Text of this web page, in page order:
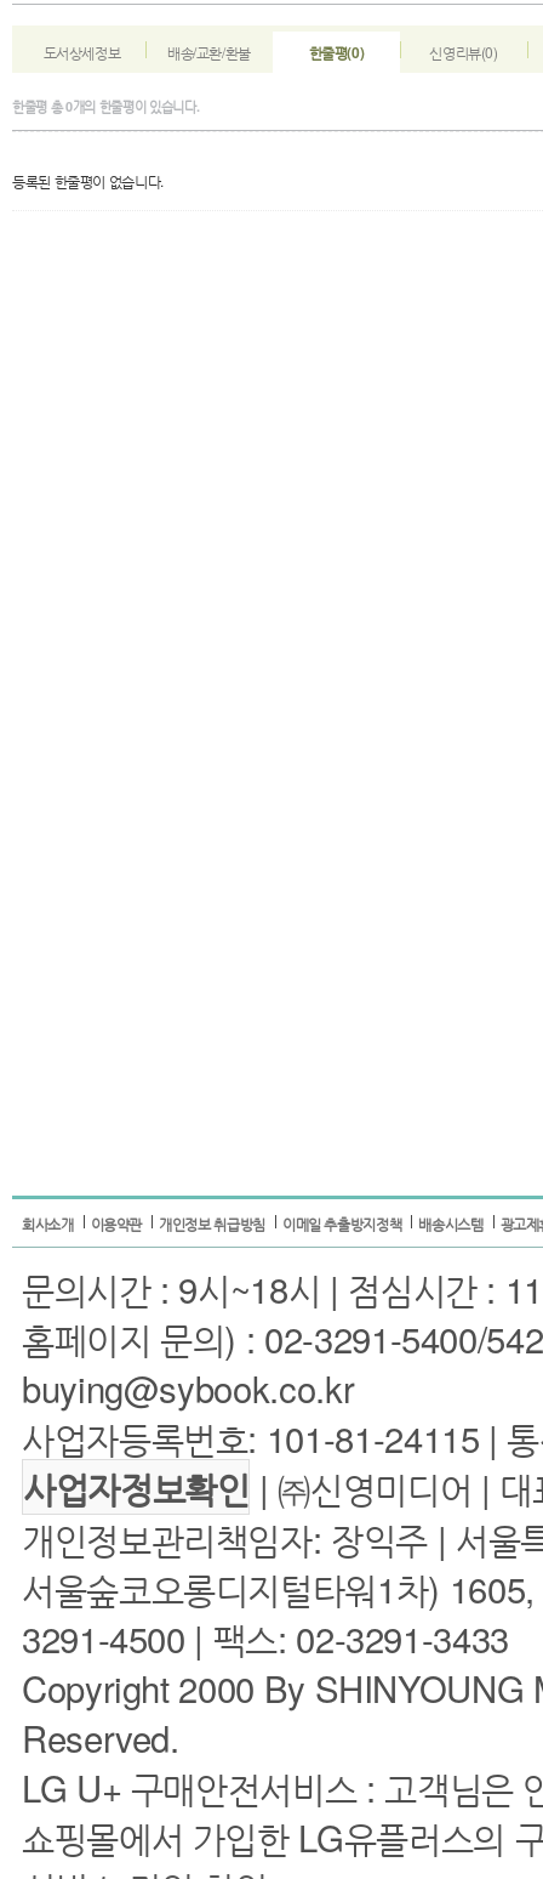
도서상세정보 배송/교환/환불 한줄평(0) 신영리뷰(0)
한줄평 총0개의 한줄평이 있습니다.
등록된 한줄평이 없습니다.
회사소개 이용약관 개인정보 취급방침 이메일 추출방지정책 배송시스템 광고
문의시간 : 9시~18시 | 점심시간 :
홈페이지 문의) : 02-3291-5400/
buying@sybook.co.kr
사업자등록번호: 101-81-24115 |
사업자정보확인 | ㈜신영미디어 |
개인정보관리책임자: 장익주 | 서
서울숲코오롱디지털타워1차)
3291-4500 | 팩스: 02-3291-3433
Copyright 2000 By
Reserved.
LG U+ 구매안전서비스 : 고객님은
쇼핑몰에서 가입한 LG유플러스의